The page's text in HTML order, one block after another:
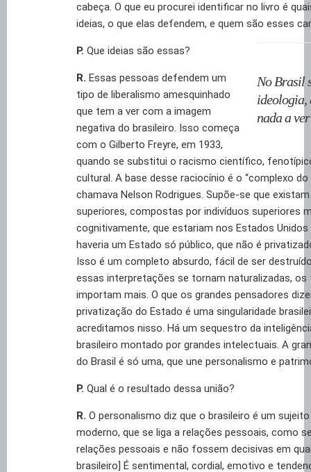
cabeça. O que eu procurei identificar no livro é
ideias, o que elas defendem, e quem são esses
No Brasil
ideologia,
nada a
P. Que ideias são essas?
R. Essas pessoas defendem um
tipo de liberalismo amesquinhado
que tem a ver com a imagem
negativa do brasileiro. Isso começa
com o Gilberto Freyre, em 1933,
quando se substitui o racismo científico,
cultural. A base desse raciocínio é o “complexo
chamava Nelson Rodrigues. Supõe-se que
superiores, compostas por indivíduos superiores
cognitivamente, que estariam nos Estados Unidos
haveria um Estado só público, que não é
Isso é um completo absurdo, fácil de ser
essas interpretações se tornam naturalizadas,
importam mais. O que os grandes pensadores
privatização do Estado é uma singularidade
acreditamos nisso. Há um sequestro da
brasileiro montado por grandes intelectuais. A
do Brasil é só uma, que une personalismo e
P. Qual é o resultado dessa união?
R. O personalismo diz que o brasileiro é um
moderno, que se liga a relações pessoais, como
relações pessoais e não fossem decisivas em
brasileiro] É sentimental, cordial, emotivo e